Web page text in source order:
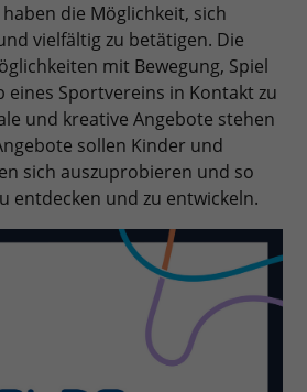
die Möglichkeit, sich
vielfältig zu betätigen. Die
mit Bewegung, Spiel
Sportvereins in Kontakt zu
und kreative Angebote stehen
sollen Kinder und
sich auszuprobieren und so
entdecken und zu entwickeln.